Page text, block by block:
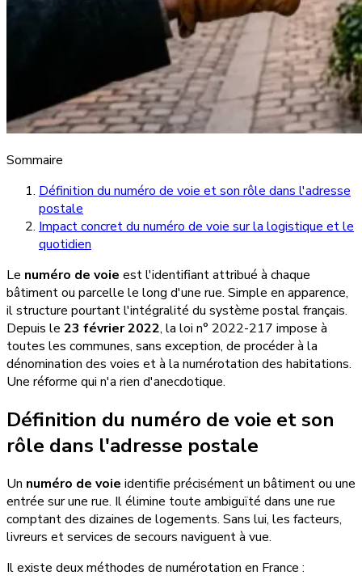
Sommaire
Définition du numéro de voie et son rôle dans l'adresse
postale
Impact concret du numéro de voie sur la logistique et le
quotidien
Le numéro de voie est l'identifiant attribué à chaque
bâtiment ou parcelle le long d'une rue. Simple en apparence,
il structure pourtant l'intégralité du système postal français.
Depuis le 23 février 2022, la loi n° 2022-217 impose à
toutes les communes, sans exception, de procéder à la
dénomination des voies et à la numérotation des habitations.
Une réforme qui n'a rien d'anecdotique.
Définition du numéro de voie et son
rôle dans l'adresse postale
Un numéro de voie identifie précisément un bâtiment ou une
entrée sur une rue. Il élimine toute ambiguïté dans une rue
comptant des dizaines de logements. Sans lui, les facteurs,
livreurs et services de secours naviguent à vue.
Il existe deux méthodes de numérotation en France :